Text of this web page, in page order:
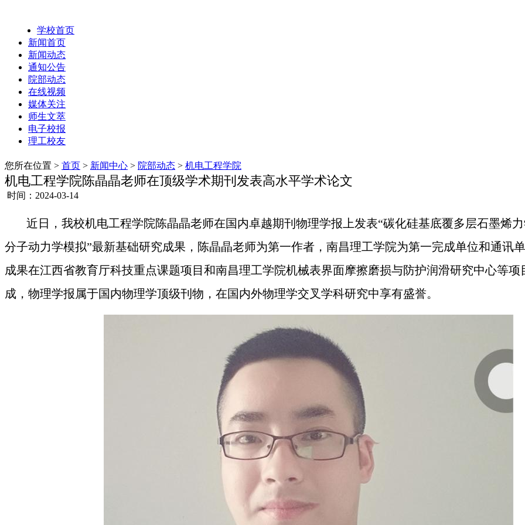
学校首页
新闻首页
新闻动态
通知公告
院部动态
在线视频
媒体关注
师生文萃
电子校报
理工校友
您所在位置 > 首页 > 新闻中心 > 院部动态 > 机电工程学院
机电工程学院陈晶晶老师在顶级学术期刊发表高水平学术论文
时间：2024-03-14
近日，我校机电工程学院陈晶晶老师在国内卓越期刊物理学报上发表“碳化硅基底覆多层石墨烯
分子动力学模拟”最新基础研究成果，陈晶晶老师为第一作者，南昌理工学院为第一完成单位和通讯
成果在江西省教育厅科技重点课题项目和南昌理工学院机械表界面摩擦磨损与防护润滑研究中心等项
成，物理学报属于国内物理学顶级刊物，在国内外物理学交叉学科研究中享有盛誉。